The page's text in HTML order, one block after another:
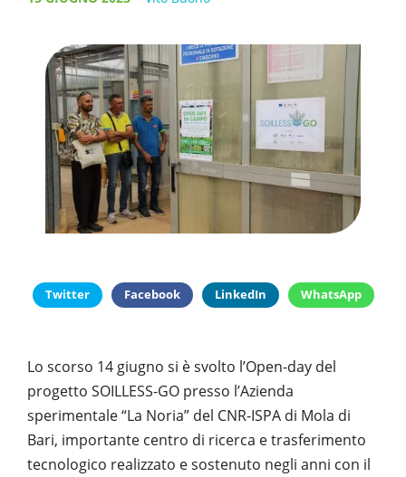
TASK 3.7
TASK 3.8
TASK 3.9
TASK 3.10
RASSEGNA STAMPA
TESI DI LAUREA
GALLERY
FOTO GALLERY
VIDEO GALLERY
CONTATTI
Twitter Facebook LinkedIn WhatsApp
Lo scorso 14 giugno si è svolto l’Open-day del
progetto SOILLESS-GO presso l’Azienda
sperimentale “La Noria” del CNR-ISPA di Mola di
Bari, importante centro di ricerca e trasferimento
tecnologico realizzato e sostenuto negli anni con il